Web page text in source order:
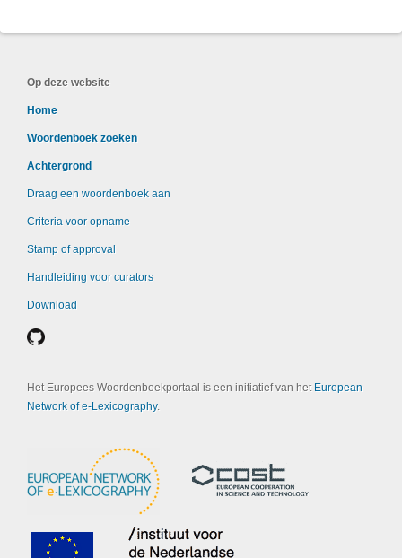
Op deze website
Home
Woordenboek zoeken
Achtergrond
Draag een woordenboek aan
Criteria voor opname
Stamp of approval
Handleiding voor curators
Download
Het Europees Woordenboekportaal is een initiatief van het European
Network of e-Lexicography.